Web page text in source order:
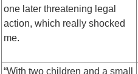
one later threatening legal
action, which really shocked
me.
“With two children and a small